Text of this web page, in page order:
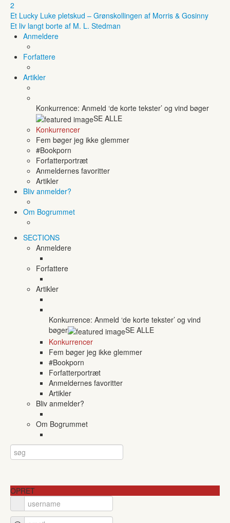
2
Et Lucky Luke pletskud – Grønskollingen af Morris & Gosinny
Et liv langt borte af M. L. Stedman
Anmeldere
Forfattere
Artikler
Konkurrence: Anmeld ‘de korte tekster’ og vind bøger
SE ALLE
Konkurrencer
Fem bøger jeg ikke glemmer
#Bookporn
Forfatterportræt
Anmeldernes favoritter
Artikler
Bliv anmelder?
Om Bogrummet
SECTIONS
Anmeldere
Forfattere
Artikler
Konkurrence: Anmeld ‘de korte tekster’ og vind
bøger
SE ALLE
Konkurrencer
Fem bøger jeg ikke glemmer
#Bookporn
Forfatterportræt
Anmeldernes favoritter
Artikler
Bliv anmelder?
Om Bogrummet
OPRET